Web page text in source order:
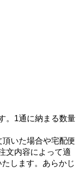
。1通に納まる数量
いた場合や宅配便
文内容によって適
します。あらかじ